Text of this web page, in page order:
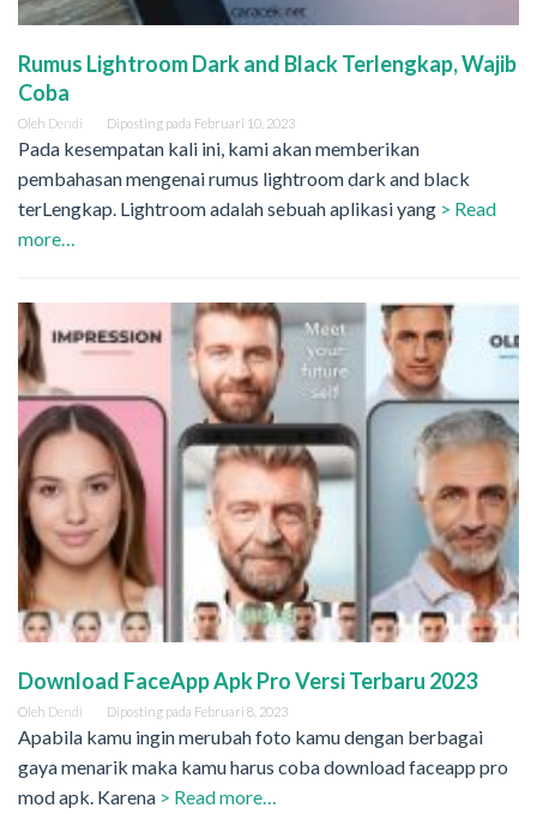
Rumus Lightroom Dark and Black Terlengkap, Wajib
Coba
Oleh Dendi Diposting pada Februari 10, 2023
Pada kesempatan kali ini, kami akan memberikan
pembahasan mengenai rumus lightroom dark and black
terLengkap. Lightroom adalah sebuah aplikasi yang > Read
more…
Download FaceApp Apk Pro Versi Terbaru 2023
Oleh Dendi Diposting pada Februari 8, 2023
Apabila kamu ingin merubah foto kamu dengan berbagai
gaya menarik maka kamu harus coba download faceapp pro
mod apk. Karena > Read more…